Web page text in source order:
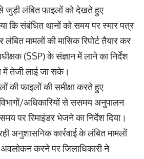
जुड़ी लंबित फाइलों को देखते हुए
कि संबंधित थानों को समय पर स्मार पत्र
मामलों की मासिक रिपोर्ट तैयार कर
(SSP) के संज्ञान में लाने का निर्देश
में तेजी लाई जा सके।
की फाइलों की समीक्षा करते हुए
अधिकारियों से ससमय अनुपालन
पर रिमाइंडर भेजने का निर्देश दिया।
अनुशासनिक कार्रवाई के लंबित मामलों
करने पर जिलाधिकारी ने